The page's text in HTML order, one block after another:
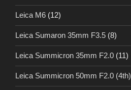
Leica M6 (12)
Leica Sumaron 35mm F3.5 (8)
Leica Summicron 35mm F2.0 (11)
Leica Summicron 50mm F2.0 (4th)